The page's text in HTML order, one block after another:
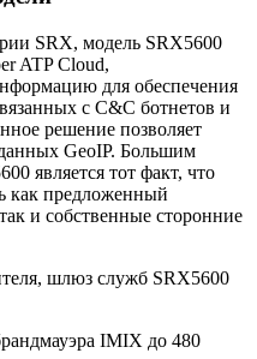
SRX, модель SRX5600
ATP Cloud,
для обеспечения
с C&C ботнетов и
решение позволяет
GeoIP. Большим
является тот факт, что
как предложенный
и собственные сторонние
шлюз служб SRX5600
IMIX до 480